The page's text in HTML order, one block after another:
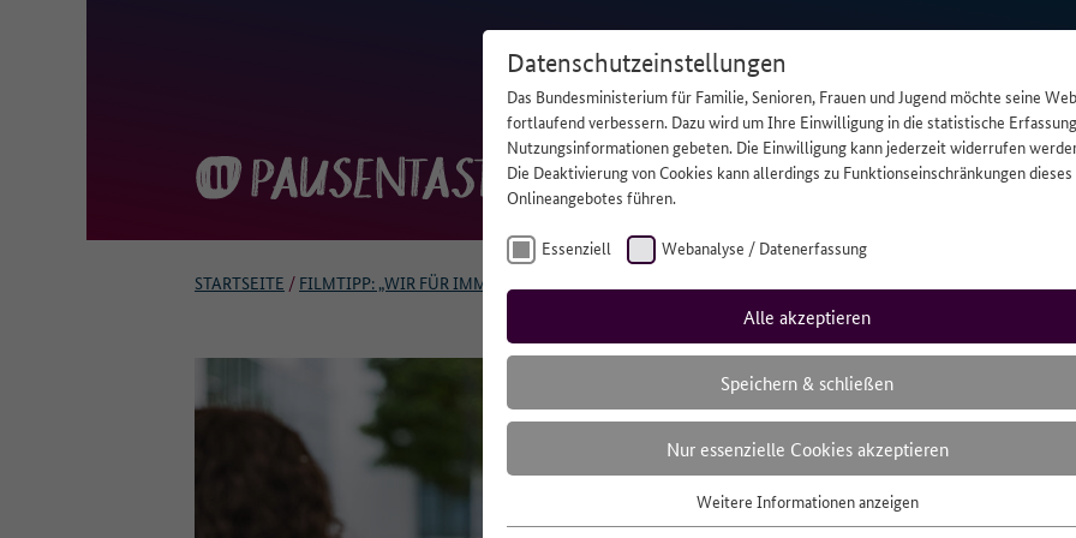
Hilfe
STARTSEITE / FILMTIPP: „WIR FÜR IMMER“
Filmtipp: „Wir für
Coming-of-Age-Drama über einen 16-Jährigen,
kranke Mutter kümmert und seinen eigenen
Datenschutzeinstellungen
Das Bundesministerium für Familie, Senioren, Frauen und Jugend möchte seine
fortlaufend verbessern. Dazu wird um Ihre Einwilligung in die statistische
Nutzungsinformationen gebeten. Die Einwilligung kann jederzeit widerrufen
Die Deaktivierung von Cookies kann allerdings zu Funktionseinschränkungen dieses
Onlineangebotes führen.
Essenziell Webanalyse / Datenerfassung
Alle akzeptieren
Speichern & schließen
Nur essenzielle Cookies akzeptieren
Weitere Informationen anzeigen